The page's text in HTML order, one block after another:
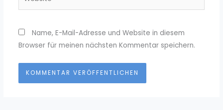
Name, E-Mail-Adresse und Website in diesem
Browser für meinen nächsten Kommentar speichern.